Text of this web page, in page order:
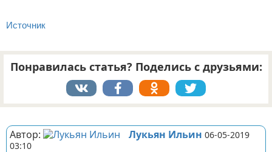
Источник
Понравилась статья? Поделись с друзьями:
Автор: Лукьян Ильин 06-05-2019
03:10